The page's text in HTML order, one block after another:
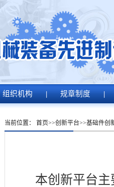
组织机构 | 规章制度 |
当前位置： 首页>>创新平台>>基础件创
本创新平台